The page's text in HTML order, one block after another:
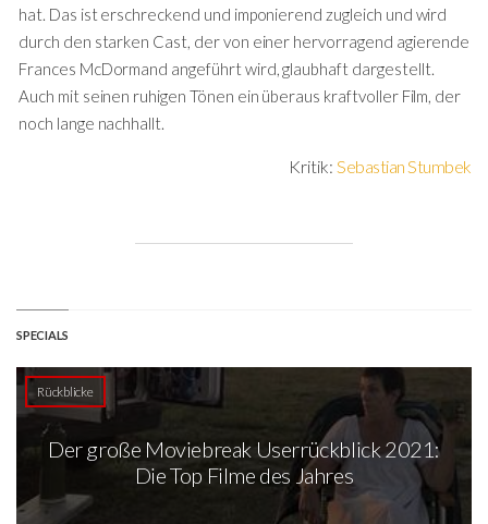
hat. Das ist erschreckend und imponierend zugleich und wird
durch den starken Cast, der von einer hervorragend agierende
Frances McDormand angeführt wird, glaubhaft dargestellt.
Auch mit seinen ruhigen Tönen ein überaus kraftvoller Film, der
noch lange nachhallt.
Kritik: Sebastian Stumbek
SPECIALS
Rückblicke
Der große Moviebreak Userrückblick 2021:
Die Top Filme des Jahres